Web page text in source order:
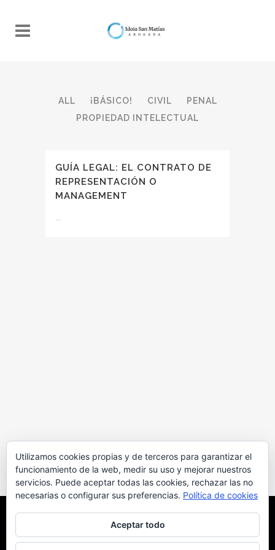
ALL ¡BÁSICO! CIVIL
PENAL
PROPIEDAD INTELECTUAL
GUÍA LEGAL: EL CONTRATO DE
REPRESENTACIÓN O
MANAGEMENT
Utilizamos cookies propias y de terceros para garantizar el
funcionamiento de la web, medir su uso y mejorar nuestros
servicios. Puede aceptar todas las cookies, rechazar las no
necesarias o configurar sus preferencias. Política de cookies
Aceptar todo
Uso de cookies
Este sitio web utiliza cookies para que usted tenga la mejor
experiencia de usuario. Si continúa navegando está dando su